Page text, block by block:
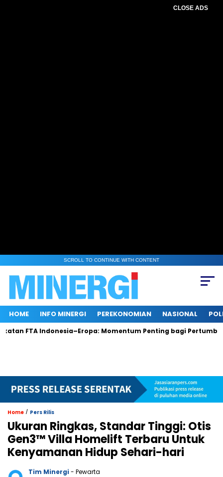
CLOSE ADS
SCROLL TO CONTINUE WITH CONTENT
HOME INFO MINERGI PEREKONOMIAN NASIONAL
Indonesia–Eropa: Momentum Penting bagi Pertumbuhan
Home / Pers Rilis
Ukuran Ringkas, Standar Tinggi: Otis
Gen3™ Villa Homelift Terbaru Untuk
Kenyamanan Hidup Sehari-hari
Tim Minergi - Pewarta